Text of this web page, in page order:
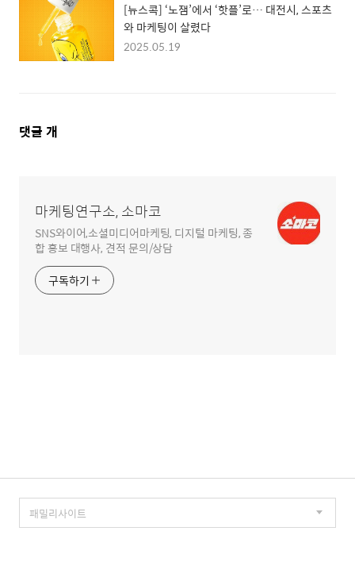
[뉴스콕] ‘노잼’에서 ‘핫플’로… 대전시, 스포츠
와 마케팅이 살렸다
2025.05.19
댓
댓글 개
마케팅연구소, 소마코
SNS와이어,소셜미디어마케팅, 디지털 마케팅, 종
합 홍보 대행사, 견적 문의/상담
구독하기